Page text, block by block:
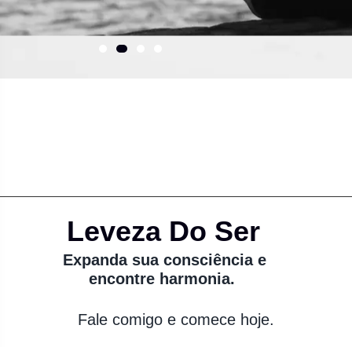
Leveza Do Ser
Expanda sua consciência e
encontre harmonia.
Fale comigo e comece hoje.